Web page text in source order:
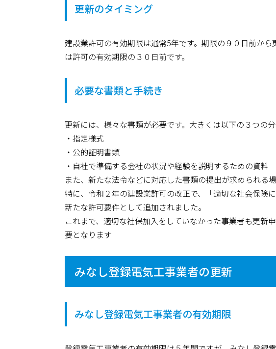
更新のタイミング
建設業許可の有効期限は通常5年です。期限の９０日前か
は許可の有効期限の３０日前です。
必要な書類と手続き
更新には、様々な書類が必要です。大きくは以下の３つの分
・指定様式
・公的証明書類
・自社で準備する会社の状況や経験を説明するための資料
また、新たな法令などに対応した書類の提出が求められる場
特に、令和２年の建設業許可の改正で、「適切な社会保険
新たな許可要件として追加されました。
これまで、適切な社保加入をしていなかった事業者も更新
要となります
みなし登録電気工事業者の更新
みなし登録電気工事業者の有効期限